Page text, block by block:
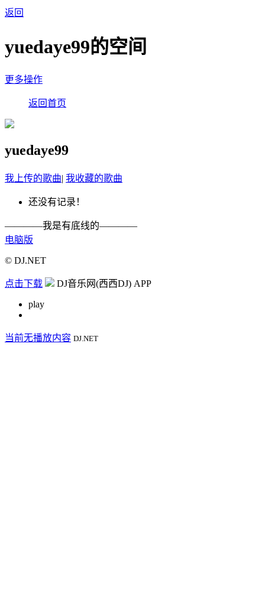
返回
yuedaye99的空间
更多操作
返回首页
yuedaye99
我上传的歌曲| 我收藏的歌曲
还没有记录！
————我是有底线的————
电脑版
© DJ.NET
点击下载 DJ音乐网(西西DJ) APP
play
当前无播放内容 DJ.NET